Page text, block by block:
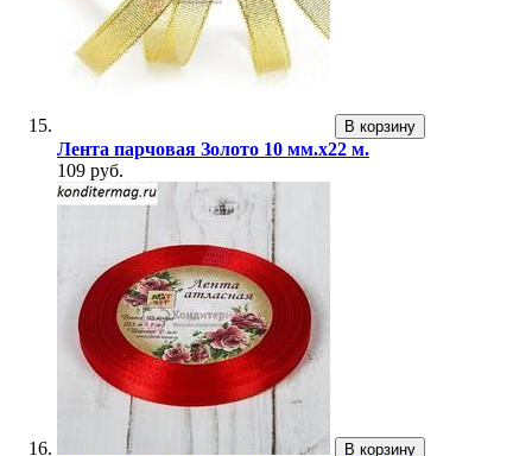
В корзину
Лента парчовая Золото 10 мм.х22 м.
109 руб.
В корзину